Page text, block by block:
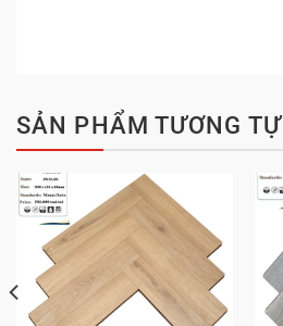
SẢN PHẨM TƯƠNG TỰ